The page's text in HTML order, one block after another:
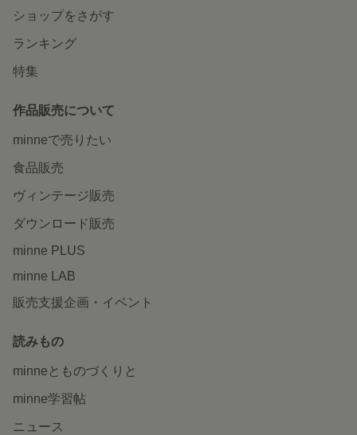
ショップをさがす
ランキング
特集
作品販売について
minneで売りたい
食品販売
ヴィンテージ販売
ダウンロード販売
minne PLUS
minne LAB
販売支援企画・イベント
読みもの
minneとものづくりと
minne学習帖
ニュース